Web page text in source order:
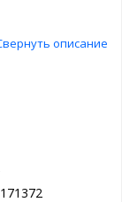
описание